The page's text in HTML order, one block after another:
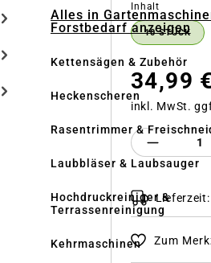
Alles in
Forstbedarf anzeigen
Kettensägen & Zubehör
Heckenscheren
Rasentrimmer &
Laubbläser & Laubsauger
Hochdruckreiniger &
Terrassenreinigung
Kehrmaschinen
Inhalt
10 STÜCK
34,99 €
inkl. MwSt.
Produkt
Lieferzeit:
Zum